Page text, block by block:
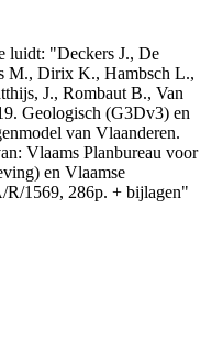
luidt: "Deckers J., De
M., Dirix K., Hambsch L.,
J., Rombaut B., Van
Geologisch (G3Dv3) en
van Vlaanderen.
Vlaams Planbureau voor
en Vlaamse
1569, 286p. + bijlagen"